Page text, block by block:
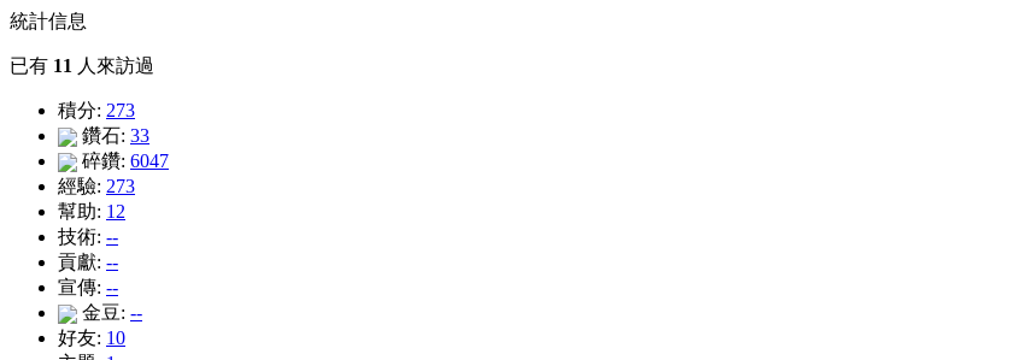
統計信息
已有 11 人來訪過
積分: 273
鑽石: 33
碎鑽: 6047
經驗: 273
幫助: 12
技術: --
貢獻: --
宣傳: --
金豆: --
好友: 10